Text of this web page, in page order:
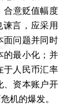
合意贬值幅度
言，应采用
面问题并同时
的最小化；并
于人民币汇率
、资本账户开
机的爆发。